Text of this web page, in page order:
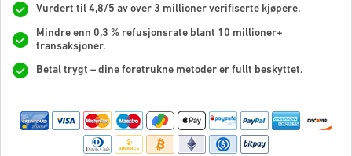
Vurdert til 4,8/5 av over 3 millioner verifiserte kjøpere.
Mindre enn 0,3 % refusjonsrate blant 10 millioner+
transaksjoner.
Betal trygt – dine foretrukne metoder er fullt beskyttet.